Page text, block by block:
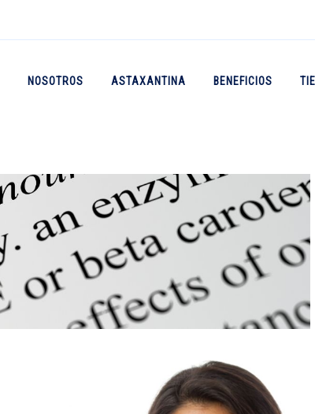
NOSOTROS ASTAXANTINA BENEFICIOS